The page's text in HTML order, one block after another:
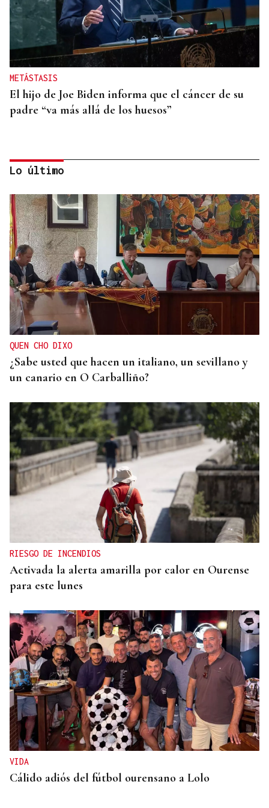
METÁSTASIS
El hijo de Joe Biden informa que el cáncer de su
padre “va más allá de los huesos”
VICTORIA REPUBLICANA
Todd Blanche, ex abogado de Trump, será el
nuevo fiscal general de Estados Unidos
Lo último
QUEN CHO DIXO
¿Sabe usted que hacen un italiano, un sevillano y
un canario en O Carballiño?
RIESGO DE INCENDIOS
Activada la alerta amarilla por calor en Ourense
para este lunes
VIDA
Cálido adiós del fútbol ourensano a Lolo